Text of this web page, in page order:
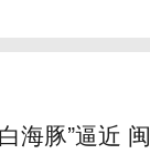
海豚”逼近